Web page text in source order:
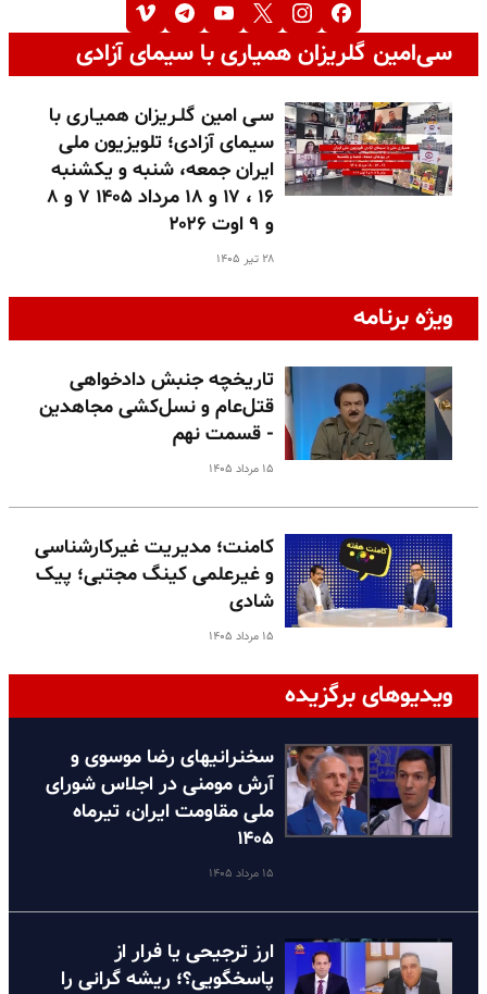
سی‌امین گلریزان همیاری با سیمای آزادی
سـی امین گلـریزان همیـاری با
سیمای آزادی؛ تلویزیون ملی
ایران جمعه، شنبه و یکشنبه
۱۶ ، ۱۷ و ۱۸ مرداد ۱۴۰۵ ۷ و ۸
و ۹ اوت ۲۰۲۶
۲۸ تیر ۱۴۰۵
ویژه برنامه
تاریخچه جنبش دادخواهی
قتل‌عام و نسل‌کشی مجاهدین
- قسمت نهم
۱۵ مرداد ۱۴۰۵
کامنت؛ مدیریت غیرکارشناسی
و غیرعلمی کینگ مجتبی؛ پیک
شادی
۱۵ مرداد ۱۴۰۵
ویدیوهای برگزیده
سخنرانیهای رضا موسوی و
آرش مومنی در اجلاس شورای
ملی مقاومت ایران، تیرماه
۱۴۰۵
۱۵ مرداد ۱۴۰۵
ارز ترجیحی یا فرار از
پاسخگویی؟؛ ریشه گرانی را